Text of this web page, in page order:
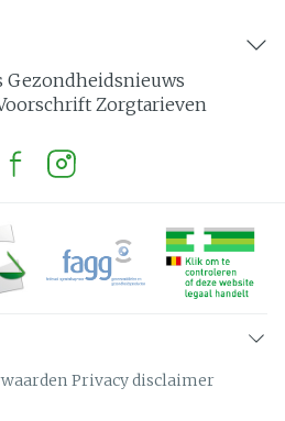
Gezondheidsnieuws
Zorgtarieven
Privacy disclaimer